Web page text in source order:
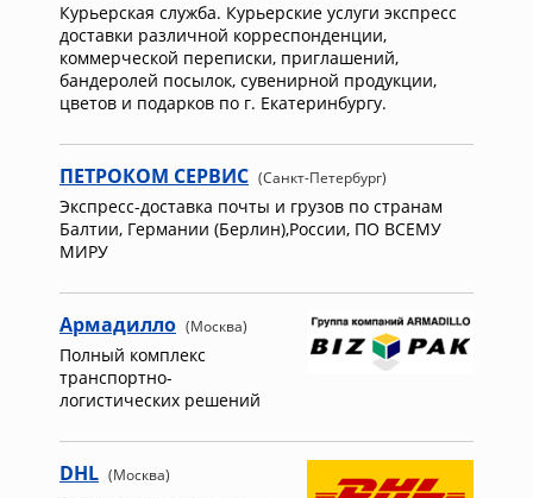
Курьерская служба. Курьерские услуги экспресс
доставки различной корреспонденции,
коммерческой переписки, приглашений,
бандеролей посылок, сувенирной продукции,
цветов и подарков по г. Екатеринбургу.
ПЕТРОКОМ СЕРВИС (Санкт-Петербург)
Экспресс-доставка почты и грузов по странам
Балтии, Германии (Берлин),России, ПО ВСЕМУ
МИРУ
Армадилло (Москва)
Полный комплекс
транспортно-
логистических решений
DHL (Москва)